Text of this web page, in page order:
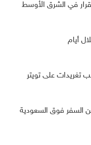
في الشرق الأوسط
أيام
السفر فوق السعودية